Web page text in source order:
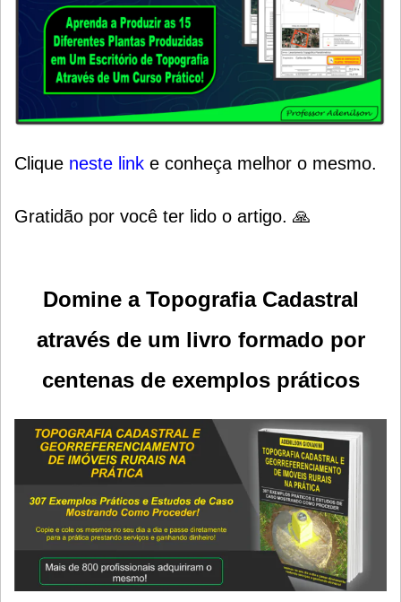
Clique neste link e conheça melhor o mesmo.
Gratidão por você ter lido o artigo. 🙏
Domine a Topografia Cadastral
através de um livro formado por
centenas de exemplos práticos